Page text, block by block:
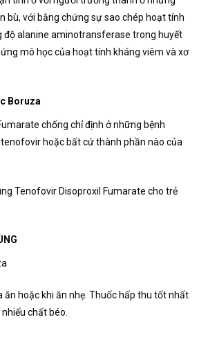
bù, với bằng chứng sự sao chép hoạt tính
độ alanine aminotransferase trong huyết
mô học của hoạt tính kháng viêm và xơ
Boruza
chống chỉ định ở những bệnh
hoặc bất cứ thành phần nào của
Tenofovir Disoproxil Fumarate cho trẻ
ăn hoặc khi ăn nhẹ. Thuốc hấp thu tốt nhất
chất béo.